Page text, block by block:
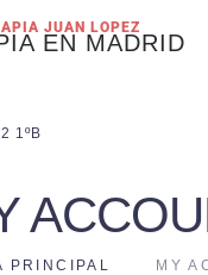
JUAN LOPEZ
EN MADRID
1ºB
PRINCIPAL MY